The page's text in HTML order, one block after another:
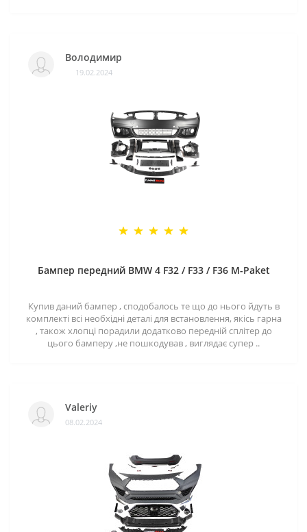
Володимир
19.02.2024
Бампер передний BMW 4 F32 / F33 / F36 M-Paket
Купив даний бампер , сподобалось те що до нього йдуть в
комплекті всі необхідні деталі для встановлення, якісь гарна
, також хлопці порадили додатково передній сплітер до
цього бамперу ,не пошкодував , виглядає супер ..
Valeriy
08.02.2024